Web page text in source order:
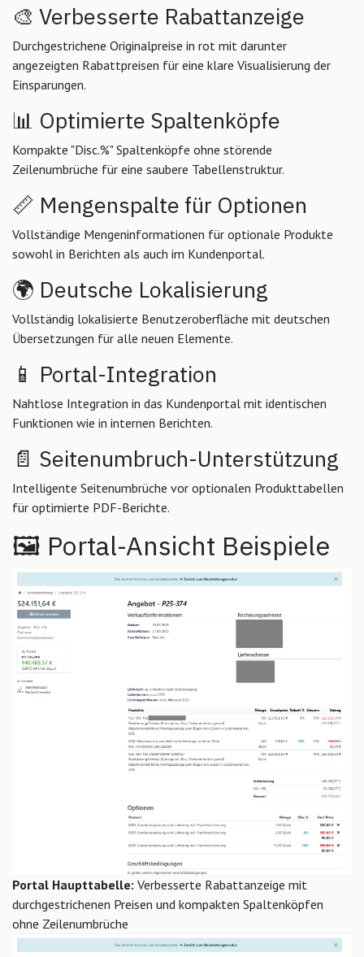
🎨 Verbesserte Rabattanzeige
Durchgestrichene Originalpreise in rot mit darunter
angezeigten Rabattpreisen für eine klare Visualisierung der
Einsparungen.
📊 Optimierte Spaltenköpfe
Kompakte "Disc.%" Spaltenköpfe ohne störende
Zeilenumbrüche für eine saubere Tabellenstruktur.
📏 Mengenspalte für Optionen
Vollständige Mengeninformationen für optionale Produkte
sowohl in Berichten als auch im Kundenportal.
🌍 Deutsche Lokalisierung
Vollständig lokalisierte Benutzeroberfläche mit deutschen
Übersetzungen für alle neuen Elemente.
📱 Portal-Integration
Nahtlose Integration in das Kundenportal mit identischen
Funktionen wie in internen Berichten.
📄 Seitenumbruch-Unterstützung
Intelligente Seitenumbrüche vor optionalen Produkttabellen
für optimierte PDF-Berichte.
🖼️ Portal-Ansicht Beispiele
Portal Haupttabelle: Verbesserte Rabattanzeige mit
durchgestrichenen Preisen und kompakten Spaltenköpfen
ohne Zeilenumbrüche